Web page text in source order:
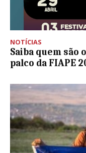
NOTÍCIAS
Saiba quem são
palco da FIAPE